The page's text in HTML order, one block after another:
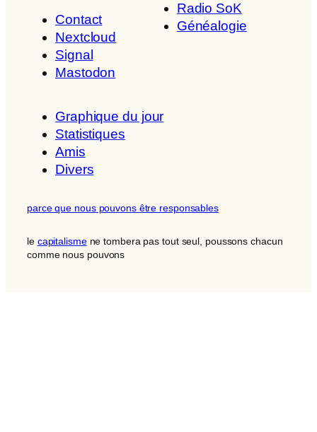
Contact
Nextcloud
Signal
Mastodon
Radio SoK
Généalogie
Graphique du jour
Statistiques
Amis
Divers
parce que nous pouvons être responsables
le capitalismene tombera pas tout seul, poussons chacun
comme nous pouvons